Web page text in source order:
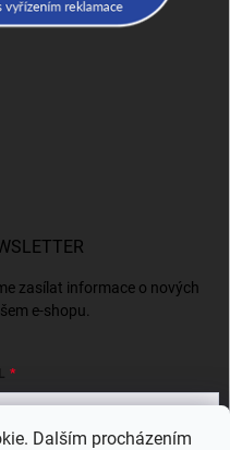
Dalším procházením
zasílat informace o nových
e-shopu.